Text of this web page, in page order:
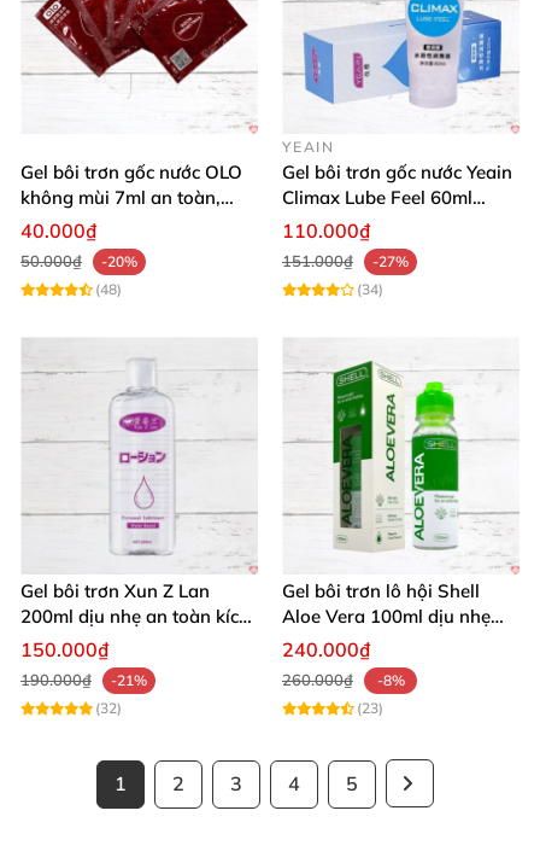
Gel bôi trơn gốc nước OLO
không mùi 7ml an toàn,
chất lượng
40.000₫
50.000₫
-20%
(48)
YEAIN
Gel bôi trơn gốc nước Yeain
Climax Lube Feel 60ml
Thăng hoa tối ưu
110.000₫
151.000₫
-27%
(34)
Gel bôi trơn Xun Z Lan
200ml dịu nhẹ an toàn kích
thích sảng khoái
150.000₫
190.000₫
-21%
(32)
Gel bôi trơn lô hội Shell
Aloe Vera 100ml dịu nhẹ
tăng khoái cảm
240.000₫
260.000₫
-8%
(23)
1 2 3 4 5